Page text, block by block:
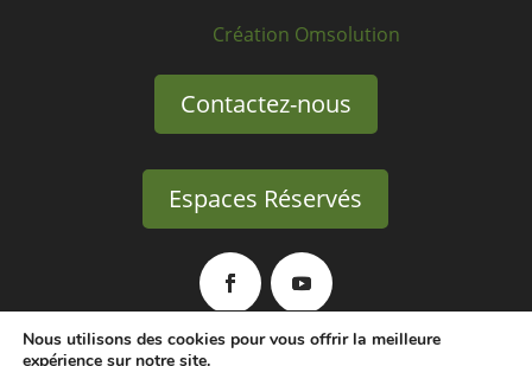
Création Omsolution
Contactez-nous
Espaces Réservés
Nous utilisons des cookies pour vous offrir la meilleure
expérience sur notre site.